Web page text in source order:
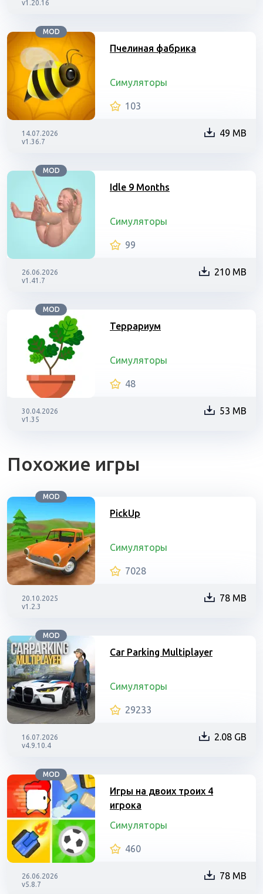
v1.20.16
MOD
Пчелиная фабрика
Симуляторы
103
14.07.2026
v1.36.7
49 MB
MOD
Idle 9 Months
Симуляторы
99
26.06.2026
v1.41.7
210 MB
MOD
Террариум
Симуляторы
48
30.04.2026
v1.35
53 MB
Похожие игры
MOD
PickUp
Симуляторы
7028
20.10.2025
v1.2.3
78 MB
MOD
Car Parking Multiplayer
Симуляторы
29233
16.07.2026
v4.9.10.4
2.08 GB
MOD
Игры на двоих троих 4
игрока
Симуляторы
460
26.06.2026
v5.8.7
78 MB